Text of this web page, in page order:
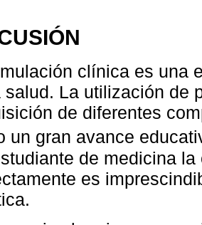
clínica es una
salud. La utilización de
de diferentes
un gran avance
de medicina
es